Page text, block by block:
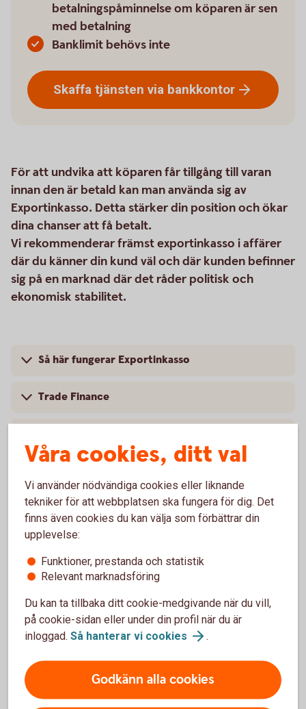
betalningspåminnelse om köparen är sen
med betalning
Banklimit behövs inte
Skaffa tjänsten via bankkontor
För att undvika att köparen får tillgång till varan
innan den är betald kan man använda sig av
Exportinkasso. Detta stärker din position och ökar
dina chanser att få betalt.
Vi rekommenderar främst exportinkasso i affärer
där du känner din kund väl och där kunden befinner
sig på en marknad där det råder politisk och
ekonomisk stabilitet.
Så här fungerar Exportinkasso
Trade Finance
Vanliga frågor och svar
Kan köparen få tillgång till godset innan
betalning?
Vilka dokument ska jag skicka till banken?
Våra cookies, ditt val
Vi använder nödvändiga cookies eller liknande
tekniker för att webbplatsen ska fungera för dig. Det
finns även cookies du kan välja som förbättrar din
upplevelse:
Funktioner, prestanda och statistik
Relevant marknadsföring
Du kan ta tillbaka ditt cookie-medgivande när du vill,
på cookie-sidan eller under din profil när du är
inloggad. Så hanterar vi cookies .
Godkänn alla cookies